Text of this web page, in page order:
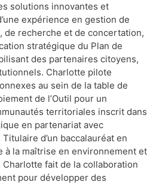
solutions innovantes et
expérience en gestion de
de recherche et de concertation,
stratégique du Plan de
des partenaires citoyens,
Charlotte pilote
au sein de la table de
de l’Outil pour un
territoriales inscrit dans
en partenariat avec
d’un baccalauréat en
à la maîtrise en environnement et
fait de la collaboration
pour développer des